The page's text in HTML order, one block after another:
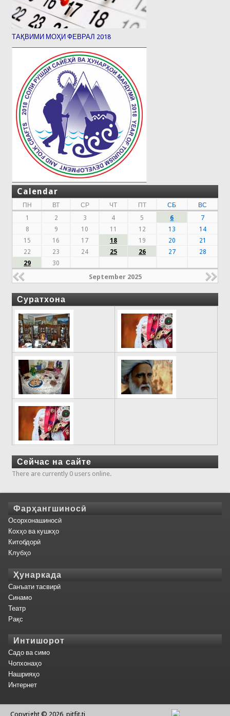
ТАҚВИМИ МОҲИ ФЕВРАЛ 2018
Calendar
ПН ВТ СР ЧТ ПТ СБ
ВС
1
2 3 4 5 6
7
8
9 10 11 12 13
14
15
16 17 18 19 20
21
22
23 24 25 26 27
28
29
30
September 2025
Суратхона
Сейчас на сайте
There are currently 0 users online.
Фарҳангшиносӣ
Осорхонашиносӣ
Кохҳо ва кушкҳо
Китобдорӣ
Клубҳо
Ҳунаркада
Санъати тасвирӣ
Синамо
Театр
Рақс
Интишорот
Садо ва симо
Чопхонаҳо
Нашрияҳо
Интернет
Copyright © 2026, pitfit.tj